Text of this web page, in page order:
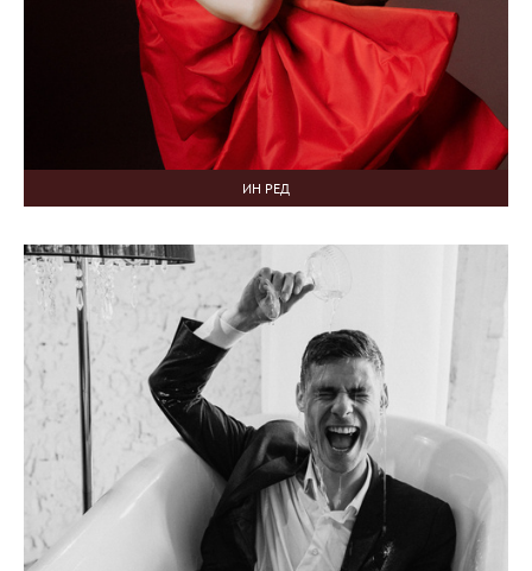
ИН РЕД